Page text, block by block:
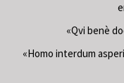
«Qvi benè
«Homo interdum